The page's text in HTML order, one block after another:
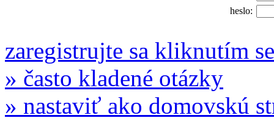
heslo:
zaregistrujte sa kliknutím
» často kladené otázky
» nastaviť ako domovskú